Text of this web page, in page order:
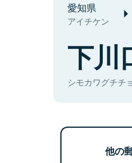
愛知県
アイチケン
下川
シモカワグチチ
他の